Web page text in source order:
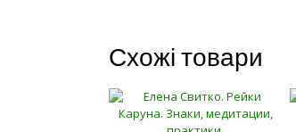
Схожі товари